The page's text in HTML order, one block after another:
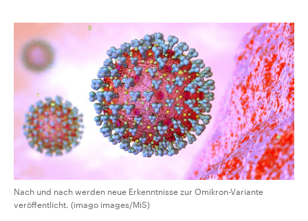
Nach und nach werden neue Erkenntnisse zur Omikron-Variante
veröffentlicht. (imago images/MiS)